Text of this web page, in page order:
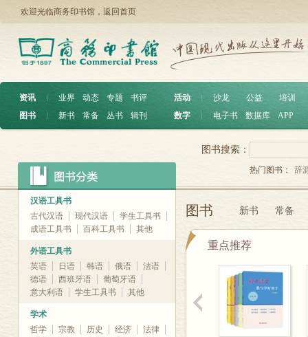
欢迎光临商务印书馆， 返回首页
资讯 ︱ 业界 动态 专题
书评
图书
︱ 新书 常备 丛书 辑刊
活动 沙龙 公益
培训
数字
电子书 数据库 APP
汉语工具书
古代汉语
现代汉语
学生工具书
成语工具书
百科工具书 其他
外语工具书
英语
日语 韩语 俄语
法语
德语
西班牙语
葡萄牙语
意大利语
学生工具书 其他
学术
哲学
宗教 历史 经济
法律
图书搜索：
热门图书： 辞
图书 新书 常备
重点推荐